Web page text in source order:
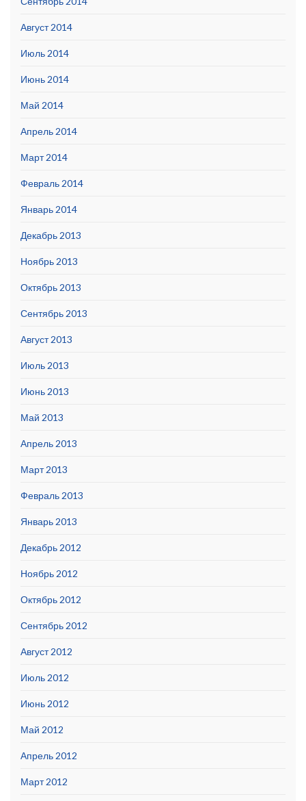
Август 2014
Июль 2014
Июнь 2014
Май 2014
Апрель 2014
Март 2014
Февраль 2014
Январь 2014
Декабрь 2013
Ноябрь 2013
Октябрь 2013
Сентябрь 2013
Август 2013
Июль 2013
Июнь 2013
Май 2013
Апрель 2013
Март 2013
Февраль 2013
Январь 2013
Декабрь 2012
Ноябрь 2012
Октябрь 2012
Сентябрь 2012
Август 2012
Июль 2012
Июнь 2012
Май 2012
Апрель 2012
Март 2012